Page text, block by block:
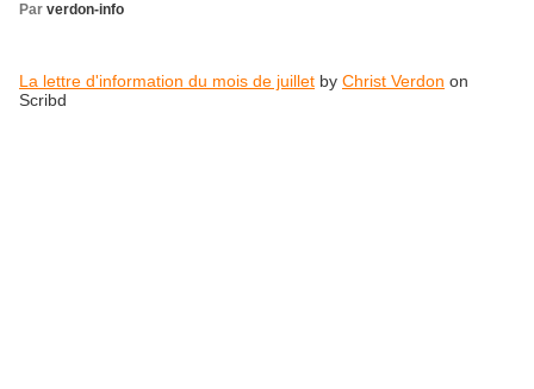
Par verdon-info
La lettre d'information du mois de juillet by Christ Verdon on
Scribd